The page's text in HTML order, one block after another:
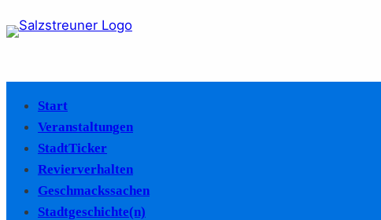
Start
Veranstaltungen
StadtTicker
Revierverhalten
Geschmackssachen
Stadtgeschichte(n)